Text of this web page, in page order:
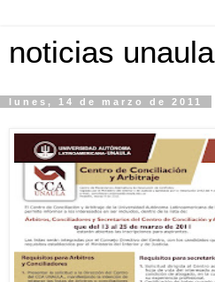
noticias unaula
lunes, 14 de marzo de 2011